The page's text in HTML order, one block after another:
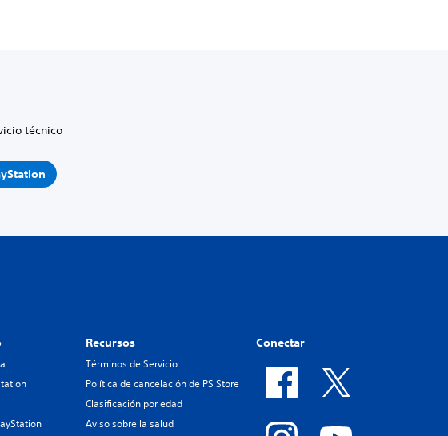
técnico
Recursos
Términos de Servicio
Política de cancelación de PS Store
Clasificación por edad
Aviso sobre la salud
Conectar